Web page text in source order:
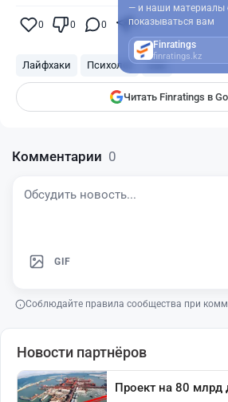
0 0 0 0
Лайфхаки Психолог сон
Читать Finratings в
— и наши материалы
показываться вам
Finratings
finratings.kz
Комментарии 0
GIF
Соблюдайте правила сообщества при